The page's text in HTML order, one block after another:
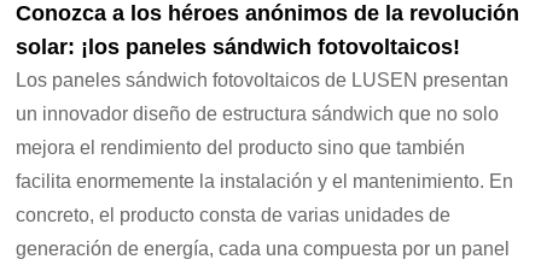
Conozca a los héroes anónimos de la revolución
solar: ¡los paneles sándwich fotovoltaicos!
Los paneles sándwich fotovoltaicos de LUSEN presentan
un innovador diseño de estructura sándwich que no solo
mejora el rendimiento del producto sino que también
facilita enormemente la instalación y el mantenimiento. En
concreto, el producto consta de varias unidades de
generación de energía, cada una compuesta por un panel